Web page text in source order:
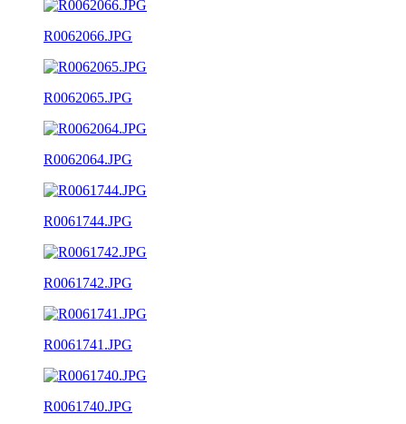
R0062066.JPG
R0062065.JPG
R0062064.JPG
R0061744.JPG
R0061742.JPG
R0061741.JPG
R0061740.JPG